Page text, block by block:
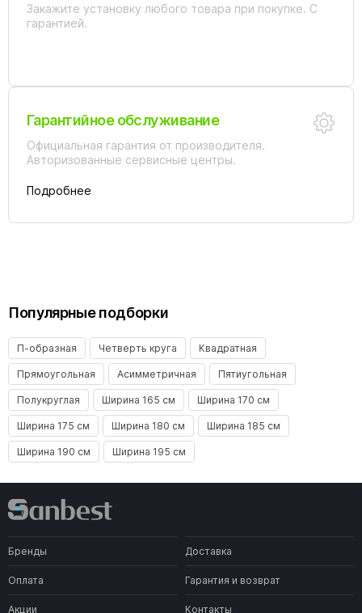
Закажите установку любого товара при покупке. С
гарантией.
Гарантийное обслуживание
Официальная гарантия от производителя.
Авторизованные сервисные центры.
Подробнее
Популярные подборки
П-образная Четверть круга Квадратная
Прямоугольная Асимметричная Пятиугольная
Полукруглая Ширина 165 см Ширина 170 см
Ширина 175 см Ширина 180 см Ширина 185 см
Ширина 190 см Ширина 195 см
Бренды Доставка
Оплата Гарантия и возврат
Акции Контакты